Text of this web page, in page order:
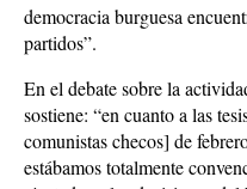
democracia burguesa
partidos”.
En el debate sobre la
sostiene: “en cuanto a las
comunistas checos] de
estábamos totalmente